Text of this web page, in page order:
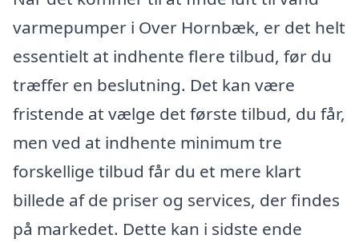
varmepumper i Over Hornbæk, er det helt
essentielt at indhente flere tilbud, før du
træffer en beslutning. Det kan være
fristende at vælge det første tilbud, du får,
men ved at indhente minimum tre
forskellige tilbud får du et mere klart
billede af de priser og services, der findes
på markedet. Dette kan i sidste ende